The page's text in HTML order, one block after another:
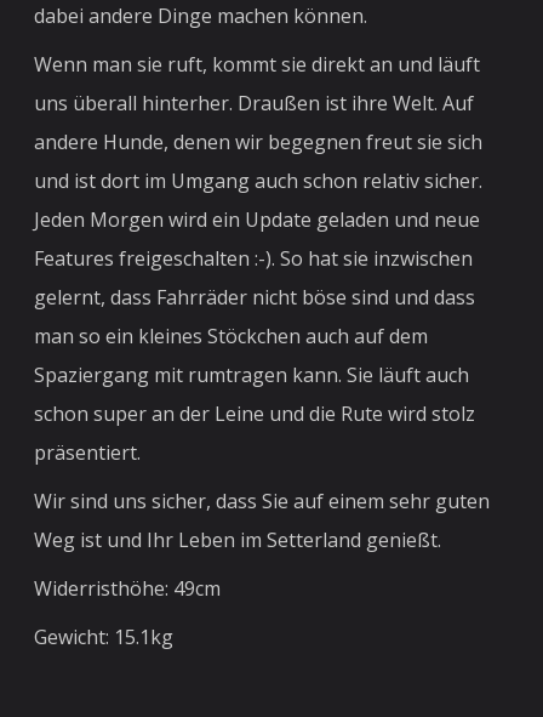
dabei andere Dinge machen können.
Wenn man sie ruft, kommt sie direkt an und läuft
uns überall hinterher. Draußen ist ihre Welt. Auf
andere Hunde, denen wir begegnen freut sie sich
und ist dort im Umgang auch schon relativ sicher.
Jeden Morgen wird ein Update geladen und neue
Features freigeschalten :-). So hat sie inzwischen
gelernt, dass Fahrräder nicht böse sind und dass
man so ein kleines Stöckchen auch auf dem
Spaziergang mit rumtragen kann. Sie läuft auch
schon super an der Leine und die Rute wird stolz
präsentiert.
Wir sind uns sicher, dass Sie auf einem sehr guten
Weg ist und Ihr Leben im Setterland genießt.
Widerristhöhe: 49cm
Gewicht: 15.1kg